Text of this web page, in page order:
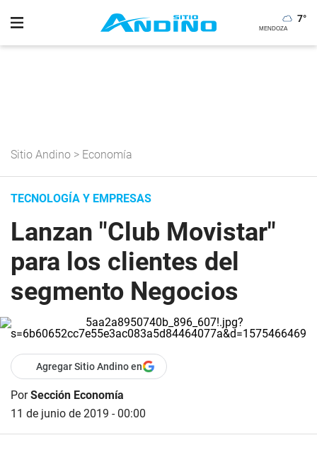
7°
Sitio Andino > Economía
TECNOLOGÍA Y EMPRESAS
Lanzan "Club Movistar"
para los clientes del
segmento Negocios
Agregar Sitio Andino en
PorSección Economía
11 de junio de 2019 - 00:00